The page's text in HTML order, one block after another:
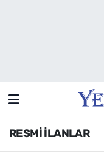
RESMİ İLANLAR
Siyaset